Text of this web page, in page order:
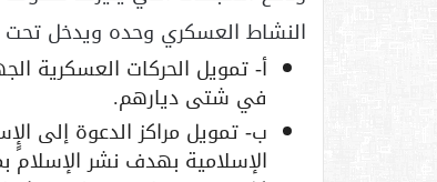
النشاط العسكري وحده ويدخل تحت
أ‌- تمويل الحركات العسكرية
في شتى ديارهم.
ب‌- تمويل مراكز الدعوة إلى
الإسلامية بهدف نشر